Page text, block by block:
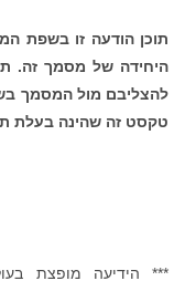
תוכן הודעה זו בשפת
היחידה של מסמך זה.
להצליבם מול המסמך
טקסט זה שהינה בעלת
*** הידיעה מופצת